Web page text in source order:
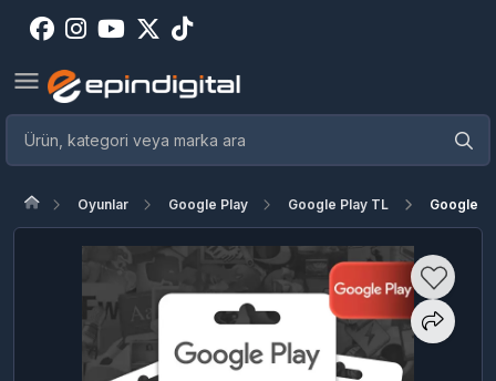
Oyunlar Google Play Google Play TL Google